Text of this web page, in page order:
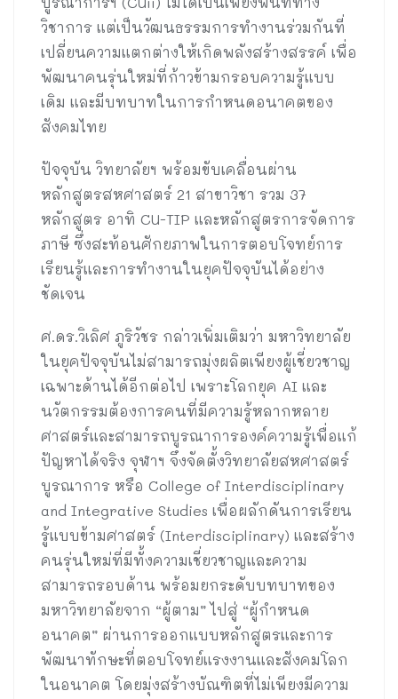
วิชาการ แต่เป็นวัฒนธรรมการทำงานร่วมกันที่
เปลี่ยนความแตกต่างให้เกิดพลังสร้างสรรค์ เพื่อ
พัฒนาคนรุ่นใหม่ที่ก้าวข้ามกรอบความรู้แบบ
เดิม และมีบทบาทในการกำหนดอนาคตของ
สังคมไทย
ปัจจุบัน วิทยาลัยฯ พร้อมขับเคลื่อนผ่าน
หลักสูตรสหศาสตร์ 21 สาขาวิชา รวม 37
หลักสูตร อาทิ CU-TIP และหลักสูตรการจัดการ
ภาษี ซึ่งสะท้อนศักยภาพในการตอบโจทย์การ
เรียนรู้และการทำงานในยุคปัจจุบันได้อย่าง
ชัดเจน
ศ.ดร.วิเลิศ ภูริวัชร กล่าวเพิ่มเติมว่า มหาวิทยาลัย
ในยุคปัจจุบันไม่สามารถมุ่งผลิตเพียงผู้เชี่ยวชาญ
เฉพาะด้านได้อีกต่อไป เพราะโลกยุค AI และ
นวัตกรรมต้องการคนที่มีความรู้หลากหลาย
ศาสตร์และสามารถบูรณาการองค์ความรู้เพื่อแก้
ปัญหาได้จริง จุฬาฯ จึงจัดตั้งวิทยาลัยสหศาสตร์
บูรณาการ หรือ College of Interdisciplinary
and Integrative Studies เพื่อผลักดันการเรียน
รู้แบบข้ามศาสตร์ (Interdisciplinary) และสร้าง
คนรุ่นใหม่ที่มีทั้งความเชี่ยวชาญและความ
สามารถรอบด้าน พร้อมยกระดับบทบาทของ
มหาวิทยาลัยจาก “ผู้ตาม” ไปสู่ “ผู้กำหนด
อนาคต” ผ่านการออกแบบหลักสูตรและการ
พัฒนาทักษะที่ตอบโจทย์แรงงานและสังคมโลก
ในอนาคต โดยมุ่งสร้างบัณฑิตที่ไม่เพียงมีความ